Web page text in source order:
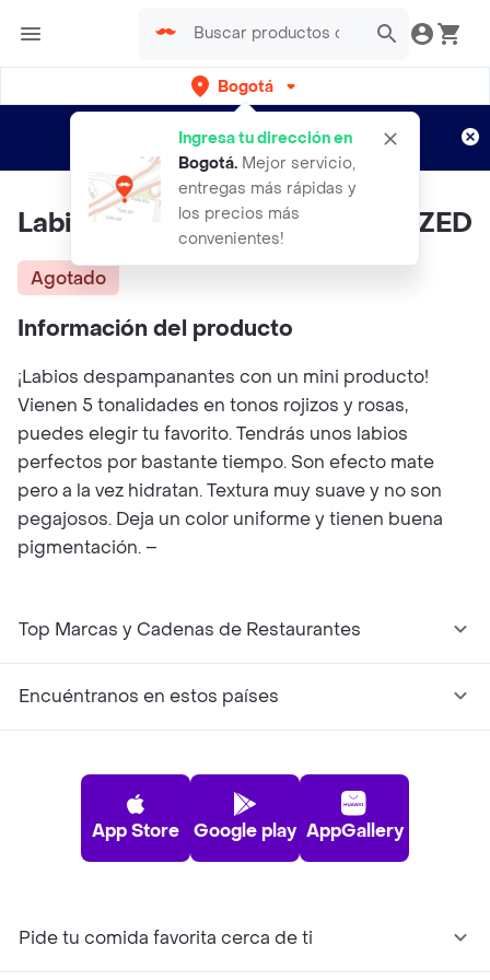
Bogotá
Ingresa tu dirección en
Bogotá. Mejor servicio,
entregas más rápidas y
los precios más
convenientes!
envíos gratis por semanas
Aplican TyC
Labial Mini Matte BEAUTY GLAZED
Agotado
Información del producto
¡Labios despampanantes con un mini producto!
Vienen 5 tonalidades en tonos rojizos y rosas,
puedes elegir tu favorito. Tendrás unos labios
perfectos por bastante tiempo. Son efecto mate
pero a la vez hidratan. Textura muy suave y no son
pegajosos. Deja un color uniforme y tienen buena
pigmentación. –
Top Marcas y Cadenas de Restaurantes
Encuéntranos en estos países
App Store Google play AppGallery
Pide tu comida favorita cerca de ti